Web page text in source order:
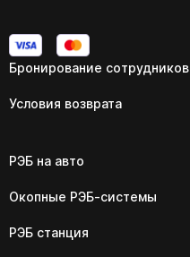
Бронирование сотрудников
Условия возврата
РЭБ на авто
Окопные РЭБ-системы
РЭБ станция